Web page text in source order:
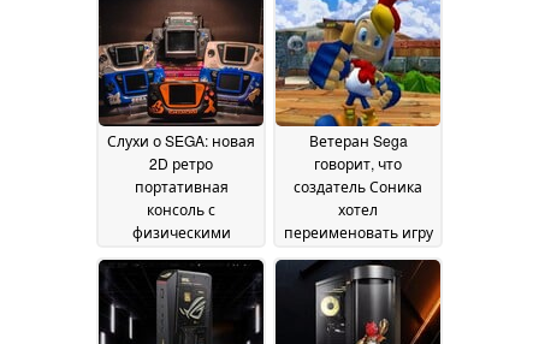
имеющимся
данным, физические
копии уже
поступают в
розничную продажу
17 June 2026
Слухи о SEGA: новая
2D ретро
портативная
консоль с
физическими
08 June
2026
Ветеран Sega
говорит, что
создатель Соника
хотел
переименовать игру
Giant Egg в "Giant
Cock" 05 June 2026